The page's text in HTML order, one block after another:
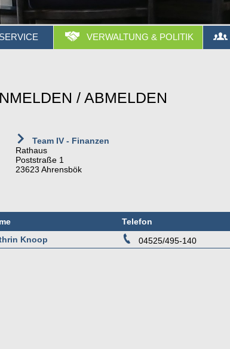
VERWALTUNG & POLITIK
/ ABMELDEN
Team IV - Finanzen
Rathaus
Poststraße 1
23623 Ahrensbök
Telefon
Knoop
04525/495-140